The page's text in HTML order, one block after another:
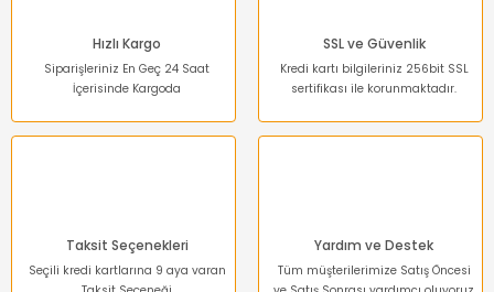
Hızlı Kargo
Siparişleriniz En Geç 24 Saat
İçerisinde Kargoda
SSL ve Güvenlik
Kredi kartı bilgileriniz 256bit SSL
sertifikası ile korunmaktadır.
Taksit Seçenekleri
Seçili kredi kartlarına 9 aya varan
Yardım ve Destek
Tüm müşterilerimize Satış Öncesi